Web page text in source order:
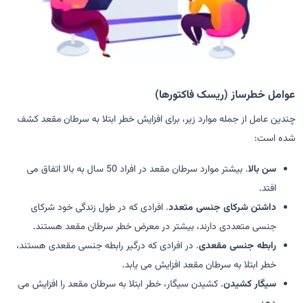
عوامل خطرساز (ریسک فاکتورها)
چندین عامل از جمله موارد زیر، برای افزایش خطر ابتلا به سرطان مقعد کشف
شده است:
سن بالا
. بیشتر موارد سرطان مقعد در افراد 50 سال به بالا اتفاق می
افتد.
داشتن شرکای جنسی متعدد. افرادی که در طول زندگی خود شرکای
جنسی متعددی دارند، بیشتر در معرض خطر سرطان مقعد هستند.
رابطه جنسی مقعدی. در افرادی که درگیر رابطه جنسی مقعدی هستند،
خطر ابتلا به سرطان مقعد افزایش می یابد.
سیگار کشیدن. کشیدن سیگار، خطر ابتلا به سرطان مقعد را افزایش می